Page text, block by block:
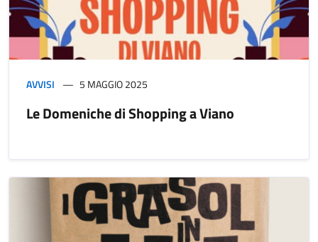
AVVISI 5 MAGGIO 2025
Le Domeniche di Shopping a Viano